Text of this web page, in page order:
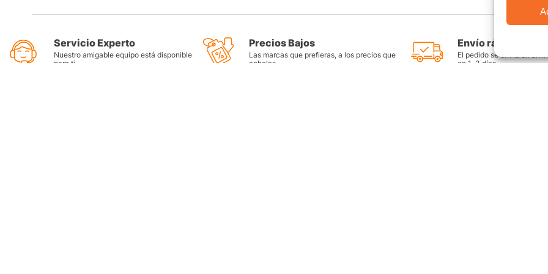
Servicio Experto
Nuestro amigable equipo está disponible
para ti
Precios Bajos
Las marcas que prefieras, a los precios que
anhelas
Envío rápido y
El pedido se envía en un
en 1-3 días